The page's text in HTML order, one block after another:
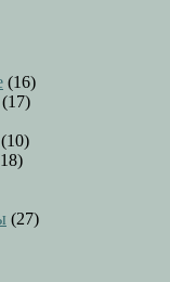
(16)
(17)
(10)
(27)